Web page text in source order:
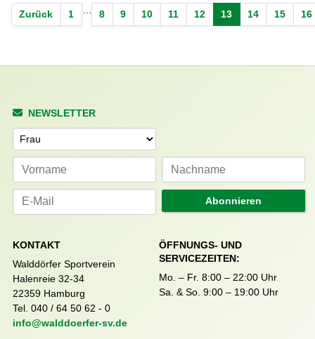
Zurück 1 8 9 10 11 12 13 14 15 16
NEWSLETTER
Anrede
Abonnieren
KONTAKT
Walddörfer Sportverein
Halenreie 32-34
22359 Hamburg
Tel. 040 / 64 50 62 - 0
info@walddoerfer-sv.de
ÖFFNUNGS- UND
SERVICEZEITEN:
Mo. – Fr. 8:00 – 22:00 Uhr
Sa. & So. 9:00 – 19:00 Uhr